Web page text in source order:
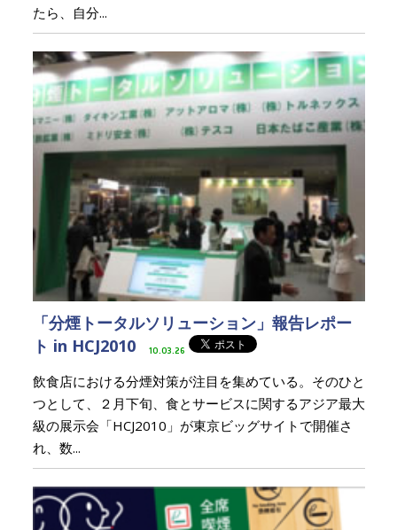
たら、自分...
「分煙トータルソリューション」報告レポー
ト in HCJ2010
10.03.26
飲食店における分煙対策が注目を集めている。そのひと
つとして、２月下旬、食とサービスに関するアジア最大
級の展示会「HCJ2010」が東京ビッグサイトで開催さ
れ、数...